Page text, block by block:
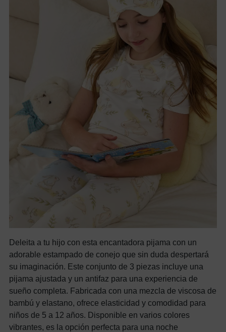
Deleita a tu hijo con esta encantadora pijama con un
adorable estampado de conejo que sin duda despertará
su imaginación. Este conjunto de 3 piezas incluye una
pijama ajustada y un antifaz para una experiencia de
sueño completa. Fabricada con una mezcla de viscosa de
bambú y elastano, ofrece elasticidad y comodidad para
niños de 5 a 12 años. Disponible en varios colores
vibrantes, es la opción perfecta para una noche